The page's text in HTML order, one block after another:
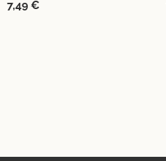
7,49 €